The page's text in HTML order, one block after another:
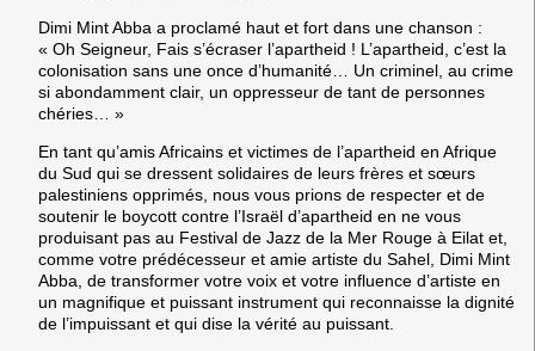
Dimi Mint Abba a proclamé haut et fort dans une chanson :
« Oh Seigneur, Fais s’écraser l’apartheid ! L’apartheid, c’est la
colonisation sans une once d’humanité… Un criminel, au crime
si abondamment clair, un oppresseur de tant de personnes
chéries… »
En tant qu’amis Africains et victimes de l’apartheid en Afrique
du Sud qui se dressent solidaires de leurs frères et sœurs
palestiniens opprimés, nous vous prions de respecter et de
soutenir le boycott contre l’Israël d’apartheid en ne vous
produisant pas au Festival de Jazz de la Mer Rouge à Eilat et,
comme votre prédécesseur et amie artiste du Sahel, Dimi Mint
Abba, de transformer votre voix et votre influence d’artiste en
un magnifique et puissant instrument qui reconnaisse la dignité
de l’impuissant et qui dise la vérité au puissant.